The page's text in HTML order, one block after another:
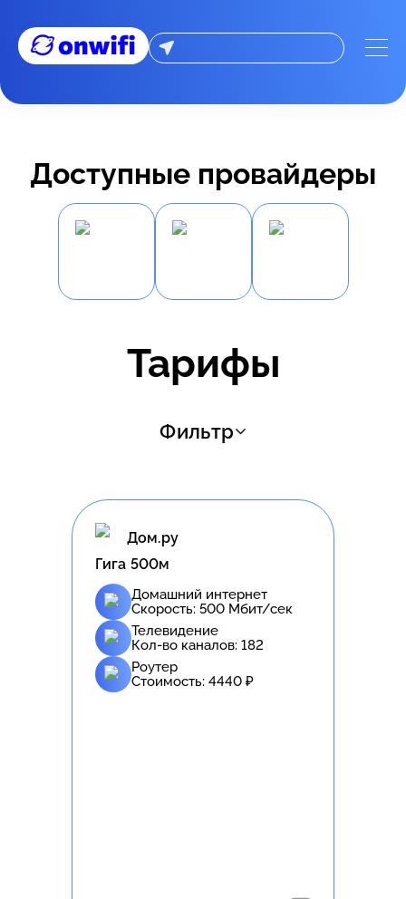
Доступные провайдеры
Тарифы
Фильтр
Дом.ру
Гига 500м
Домашний интернет
Скорость: 500 Мбит/сек
Телевидение
Кол-во каналов: 182
Роутер
Стоимость: 4440 ₽